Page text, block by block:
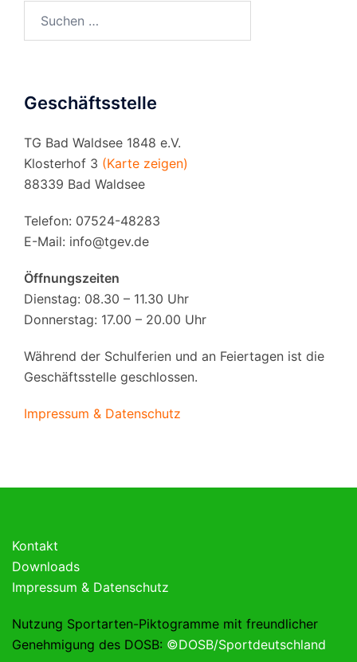
nach:
Geschäftsstelle
TG Bad Waldsee 1848 e.V.
Klosterhof 3 (Karte zeigen)
88339 Bad Waldsee
Telefon: 07524-48283
E-Mail: info@tgev.de
Öffnungszeiten
Dienstag: 08.30 – 11.30 Uhr
Donnerstag: 17.00 – 20.00 Uhr
Während der Schulferien und an Feiertagen ist die
Geschäftsstelle geschlossen.
Impressum & Datenschutz
Kontakt
Downloads
Impressum & Datenschutz
Nutzung Sportarten-Piktogramme mit freundlicher
Genehmigung des DOSB: ©DOSB/Sportdeutschland